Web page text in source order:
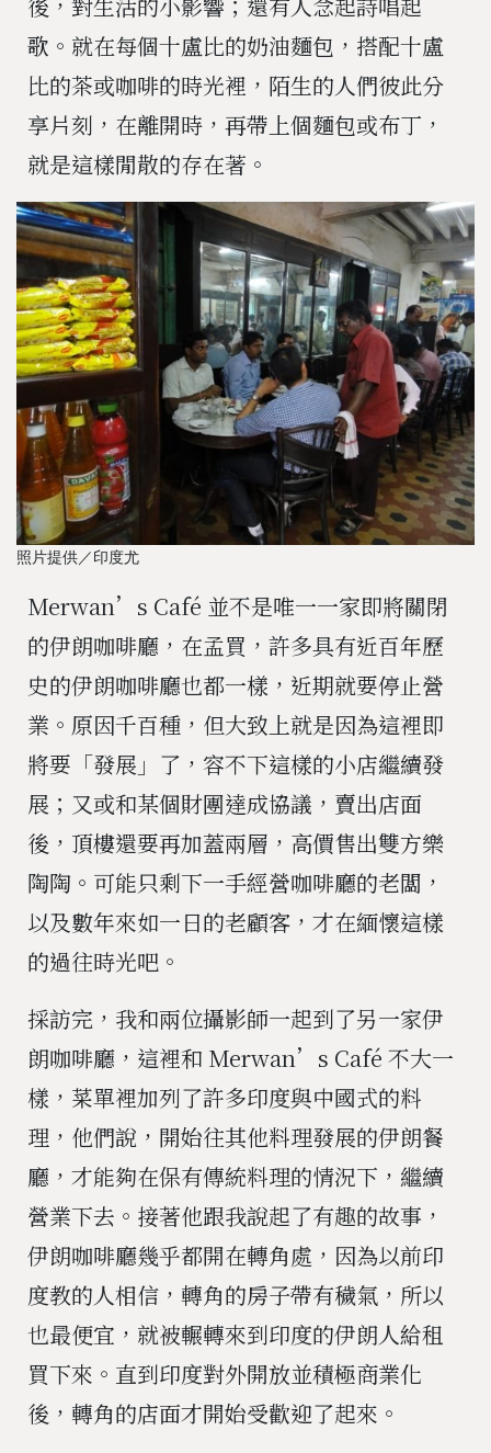
歌。就在每個十盧比的奶油麵包，搭配十盧
比的茶或咖啡的時光裡，陌生的人們彼此分
享片刻，在離開時，再帶上個麵包或布丁，
就是這樣閒散的存在著。
照片提供／印度尤
Merwan’s Café 並不是唯一一家即將關閉
的伊朗咖啡廳，在孟買，許多具有近百年歷
史的伊朗咖啡廳也都一樣，近期就要停止營
業。原因千百種，但大致上就是因為這裡即
將要「發展」了，容不下這樣的小店繼續發
展；又或和某個財團達成協議，賣出店面
後，頂樓還要再加蓋兩層，高價售出雙方樂
陶陶。可能只剩下一手經營咖啡廳的老闆，
以及數年來如一日的老顧客，才在緬懷這樣
的過往時光吧。
採訪完，我和兩位攝影師一起到了另一家伊
朗咖啡廳，這裡和 Merwan’s Café 不大一
樣，菜單裡加列了許多印度與中國式的料
理，他們說，開始往其他料理發展的伊朗餐
廳，才能夠在保有傳統料理的情況下，繼續
營業下去。接著他跟我說起了有趣的故事，
伊朗咖啡廳幾乎都開在轉角處，因為以前印
度教的人相信，轉角的房子帶有穢氣，所以
也最便宜，就被輾轉來到印度的伊朗人給租
買下來。直到印度對外開放並積極商業化
後，轉角的店面才開始受歡迎了起來。